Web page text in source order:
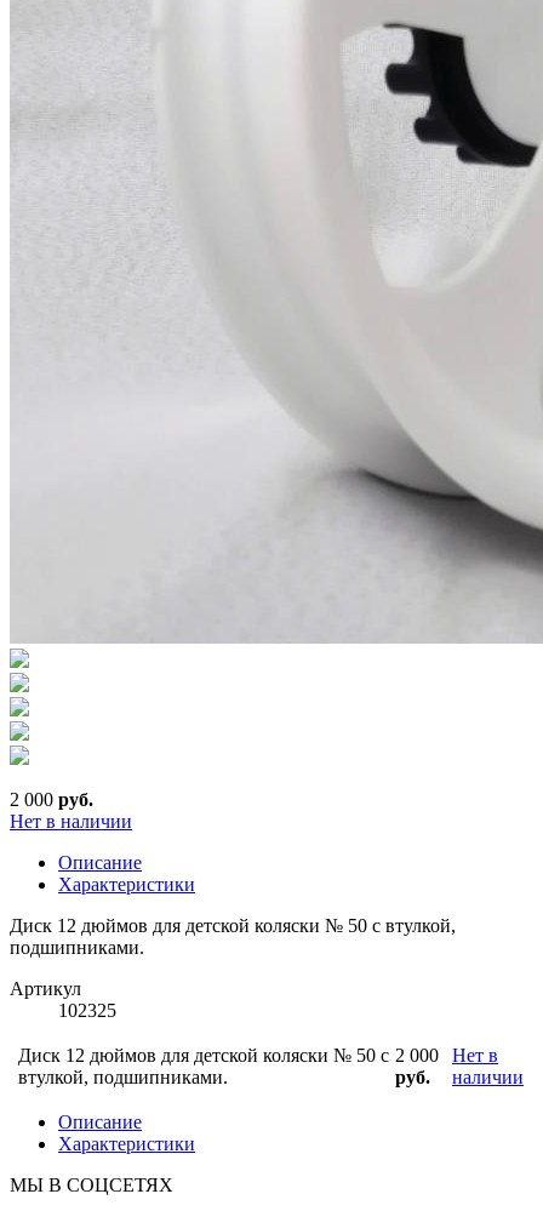
2 000 руб.
Нет в наличии
Описание
Характеристики
Диск 12 дюймов для детской коляски № 50 с втулкой,
подшипниками.
Артикул
102325
Диск 12 дюймов для детской коляски № 50 с
втулкой, подшипниками.
2 000
руб.
Нет в
наличии
Описание
Характеристики
МЫ В СОЦСЕТЯХ